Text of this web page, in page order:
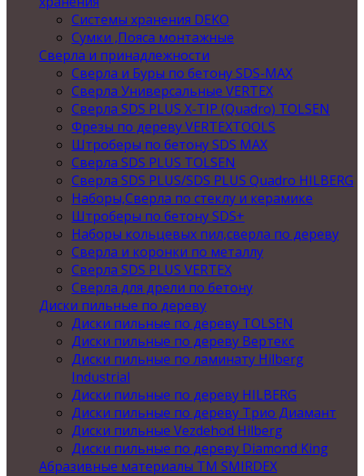
Системы хранения DEKO
Сумки ,Пояса монтажные
Сверла и принадлежности
Сверла и Буры по бетону SDS-MAX
Сверла Универсальные VERTEX
Сверла SDS PLUS X-TIP (Quadro) TOLSEN
Фрезы по дереву VERTEXTOOLS
Штроберы по бетону SDS MAX
Сверла SDS PLUS TOLSEN
Сверла SDS PLUS/SDS PLUS Quadro HILBERG
Наборы,Сверла по стеклу и керамике
Штроберы по бетону SDS+
Наборы кольцевых пил,сверла по дереву
Сверла и коронки по металлу
Сверла SDS PLUS VERTEX
Сверла для дрели по бетону
Диски пильные по дереву
Диски пильные по дереву TOLSEN
Диски пильные по дереву Вертекс
Диски пильные по ламинату Hilberg
Industrial
Диски пильные по дереву HILBERG
Диски пильные по дереву Трио Диамант
Диски пильные Vezdehod Hilberg
Диски пильные по дереву Diamond King
Абразивные материалы ТМ SMIRDEX